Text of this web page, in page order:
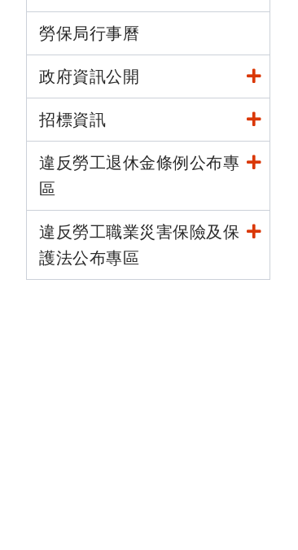
勞保局行事曆
政府資訊公開
招標資訊
違反勞工退休金條例公布專
區
違反勞工職業災害保險及保
護法公布專區